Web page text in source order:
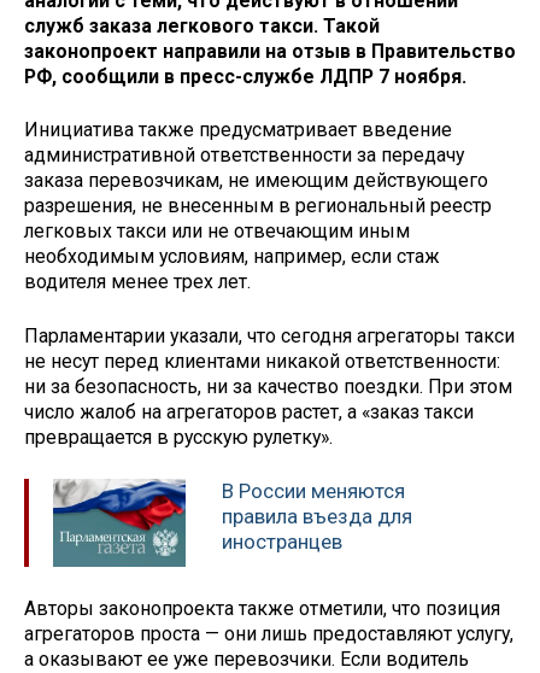
служб заказа легкового такси. Такой
законопроект направили на отзыв в Правительство
РФ, сообщили в пресс-службе ЛДПР 7 ноября.
Инициатива также предусматривает введение
административной ответственности за передачу
заказа перевозчикам, не имеющим действующего
разрешения, не внесенным в региональный реестр
легковых такси или не отвечающим иным
необходимым условиям, например, если стаж
водителя менее трех лет.
Парламентарии указали, что сегодня агрегаторы такси
не несут перед клиентами никакой ответственности:
ни за безопасность, ни за качество поездки. При этом
число жалоб на агрегаторов растет, а «заказ такси
превращается в русскую рулетку».
В России меняются
правила въезда для
иностранцев
Авторы законопроекта также отметили, что позиция
агрегаторов проста — они лишь предоставляют услугу,
а оказывают ее уже перевозчики. Если водитель